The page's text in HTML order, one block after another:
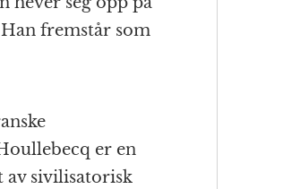
fremstår som
er en
av sivilisatorisk